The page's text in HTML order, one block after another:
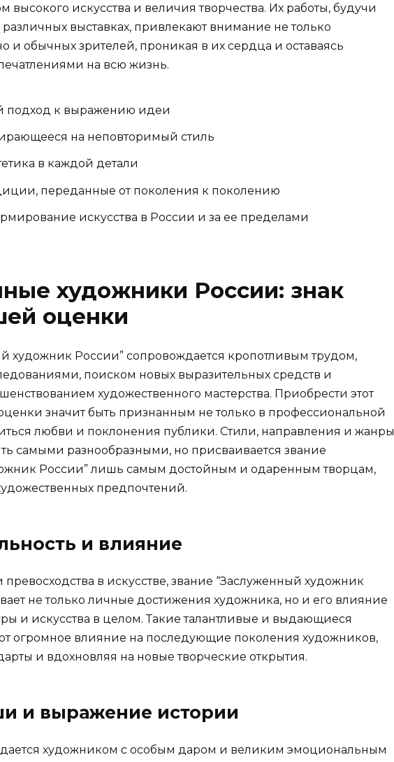
высокого искусства и величия творчества. Их работы, будучи
выставках, привлекают внимание не только
и обычных зрителей, проникая в их сердца и оставаясь
на всю жизнь.
подход к выражению идеи
на неповторимый стиль
в каждой детали
переданные от поколения к поколению
искусства в России и за ее пределами
художники России: знак
оценки
художник России” сопровождается кропотливым трудом,
поиском новых выразительных средств и
художественного мастерства. Приобрести этот
значит быть признанным не только в профессиональной
любви и поклонения публики. Стили, направления и жанры
самыми разнообразными, но присваивается звание
России” лишь самым достойным и одаренным творцам,
предпочтений.
и влияние
в искусстве, звание “Заслуженный художник
не только личные достижения художника, но и его влияние
и искусства в целом. Такие талантливые и выдающиеся
огромное влияние на последующие поколения художников,
и вдохновляя на новые творческие открытия.
и выражение истории
художником с особым даром и великим эмоциональным